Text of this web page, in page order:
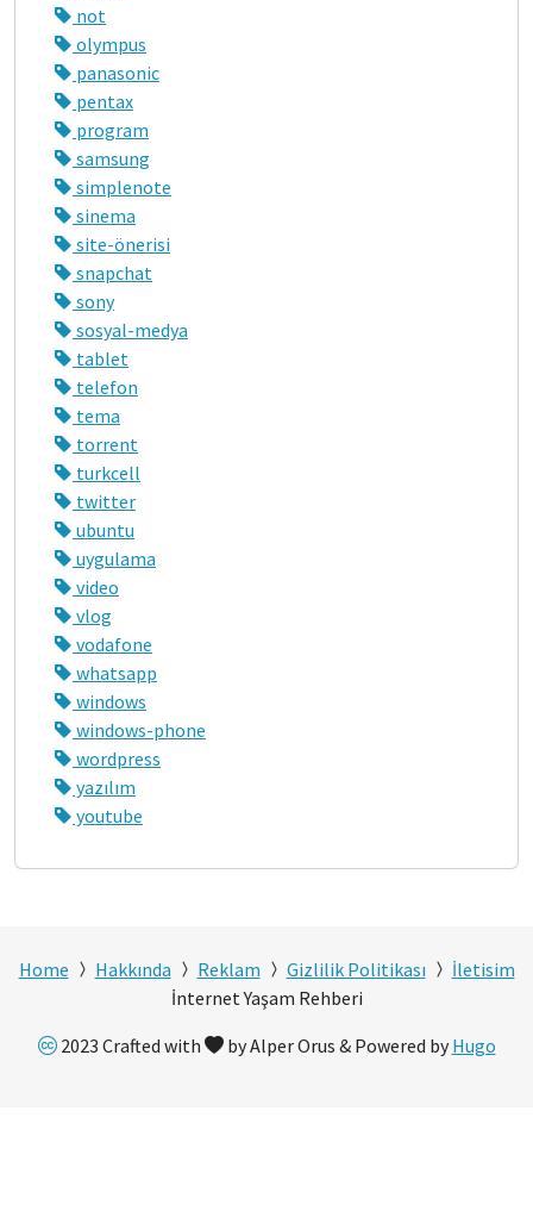
not
olympus
panasonic
pentax
program
samsung
simplenote
sinema
site-önerisi
snapchat
sony
sosyal-medya
tablet
telefon
tema
torrent
turkcell
twitter
ubuntu
uygulama
video
vlog
vodafone
whatsapp
windows
windows-phone
wordpress
yazılım
youtube
Home Hakkında Reklam Gizlilik Politikası
İletisim
İnternet Yaşam Rehberi
2023 Crafted with
by Alper Orus & Powered byHugo